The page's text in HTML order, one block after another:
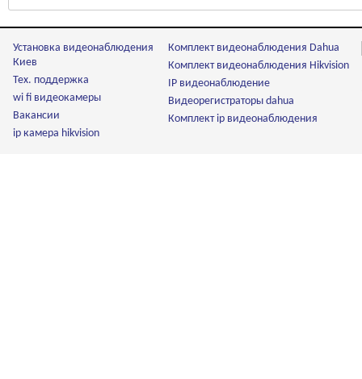
Установка видеонаблюдения
Киев
Тех. поддержка
wi fi видеокамеры
Вакансии
ip камера hikvision
Комплект видеонаблюдения Dahua
Комплект видеонаблюдения Hikvision
IP видеонаблюдение
Видеорегистраторы dahua
Комплект ip видеонаблюдения